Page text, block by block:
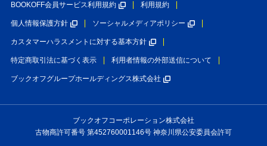
BOOKOFF会員サービス利用規約 利用規約
個人情報保護方針 ソーシャルメディアポリシー
カスタマーハラスメントに対する基本方針
特定商取引法に基づく表示 利用者情報の外部送信について
ブックオフグループホールディングス株式会社
ブックオフコーポレーション株式会社
古物商許可番号 第452760001146号 神奈川県公安委員会許可